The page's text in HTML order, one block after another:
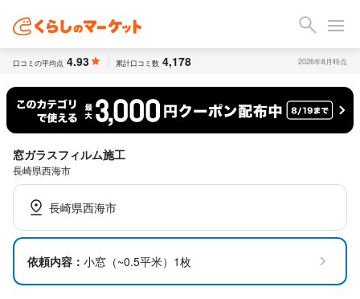
口コミの平均点 4.93 累計口コミ数 4,178 2026年8月時点
窓ガラスフィルム施工
長崎県西海市
長崎県西海市
依頼内容： 小窓（~0.5平米）1枚